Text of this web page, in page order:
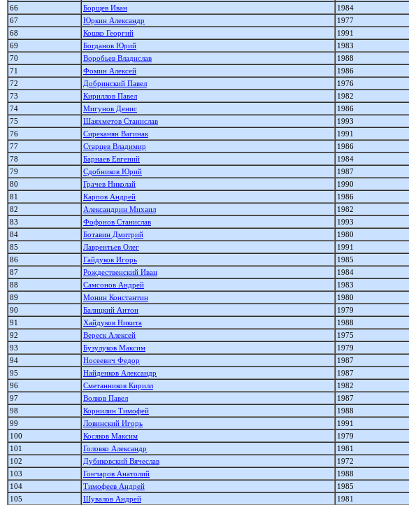
66
Борщев Иван 1984
67
Юркин Александр 1977
68
Кошко Георгий 1991
69
Богданов Юрий 1983
70
Воробьев Владислав 1988
71
Фомин Алексей 1986
72
Добринский Павел 1976
73
Кириллов Павел 1982
74
Мигунов Денис 1986
75
Шаяхметов Станислав 1993
76
Сиреканян Вагинак 1991
77
Старцев Владимир 1986
78
Барнаев Евгений 1984
79
Сдобников Юрий 1987
80
Грачев Николай 1990
81
Карпов Андрей 1986
82
Александрин Михаил 1982
83
Фофонов Станислав 1993
84
Ботавин Дмитрий 1980
85
Лаврентьев Олег 1991
86
Гайдуков Игорь 1985
87
Рождественский Иван 1984
88
Самсонов Андрей 1983
89
Монин Константин 1980
90
Балицкий Антон 1979
91
Хайдуков Никита 1988
92
Вереск Алексей 1975
93
Бузулуков Максим 1979
94
Носеевич Федор 1987
95
Найденков Александр 1987
96
Сметанников Кирилл 1982
97
Волков Павел 1987
98
Корнилин Тимофей 1988
99
Ловинский Игорь 1991
100
Косяков Максим 1979
101
Головко Александр 1981
102
Дубиковский Вячеслав 1972
103
Гончаров Анатолий 1988
104
Тимофеев Андрей 1985
105
Шувалов Андрей 1981